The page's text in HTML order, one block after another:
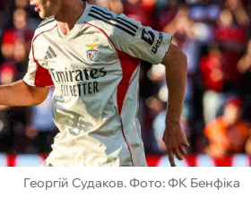
Георгій Судаков. Фото: ФК Бенфіка